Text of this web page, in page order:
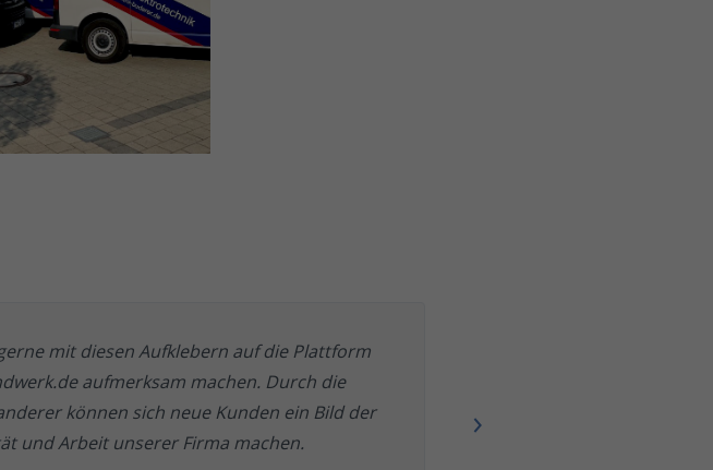
mit diesen Aufklebern auf die Plattform
aufmerksam machen. Durch die
können sich neue Kunden ein Bild der
und Arbeit unserer Firma machen.